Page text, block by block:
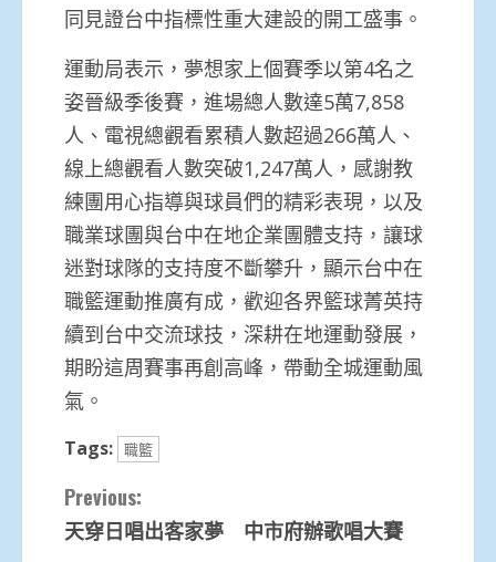
同見證台中指標性重大建設的開工盛事。
運動局表示，夢想家上個賽季以第4名之
姿晉級季後賽，進場總人數達5萬7,858
人、電視總觀看累積人數超過266萬人、
線上總觀看人數突破1,247萬人，感謝教
練團用心指導與球員們的精彩表現，以及
職業球團與台中在地企業團體支持，讓球
迷對球隊的支持度不斷攀升，顯示台中在
職籃運動推廣有成，歡迎各界籃球菁英持
續到台中交流球技，深耕在地運動發展，
期盼這周賽事再創高峰，帶動全城運動風
氣。
Tags: 職籃
Continue
Reading
Previous:
天穿日唱出客家夢 中市府辦歌唱大賽